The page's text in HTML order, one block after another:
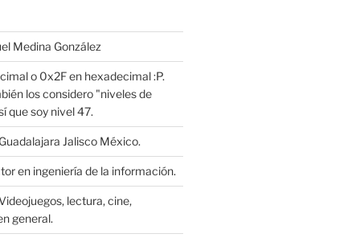
Medina González
o 0x2F en hexadecimal :P.
los considero "niveles de
que soy nivel 47.
Jalisco México.
en ingeniería de la información.
lectura, cine,
general.